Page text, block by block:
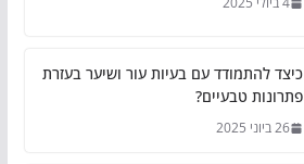
כיצד להתמודד עם בעיות עור ושיער בעזרת
פתרונות טבעיים?
26 ביוני 2025